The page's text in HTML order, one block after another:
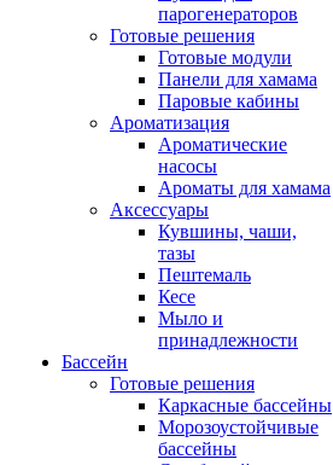
парогенераторов
Готовые решения
Готовые модули
Панели для хамама
Паровые кабины
Ароматизация
Ароматические
насосы
Ароматы для хамама
Аксессуары
Кувшины, чаши,
тазы
Пештемаль
Кесе
Мыло и
принадлежности
Бассейн
Готовые решения
Каркасные бассейны
Морозоустойчивые
бассейны